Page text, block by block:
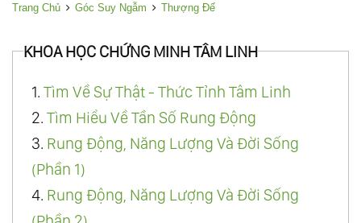
Trang Chủ Góc Suy Ngẫm Thượng Đế
KHOA HỌC CHỨNG MINH TÂM LINH
1. Tìm Về Sự Thật - Thức Tỉnh Tâm Linh
2. Tìm Hiểu Về Tần Số Rung Động
3. Rung Động, Năng Lượng Và Đời Sống
(Phần 1)
4. Rung Động, Năng Lượng Và Đời Sống